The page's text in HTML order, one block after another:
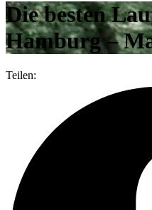
Die besten
Hamburg –
Teilen: